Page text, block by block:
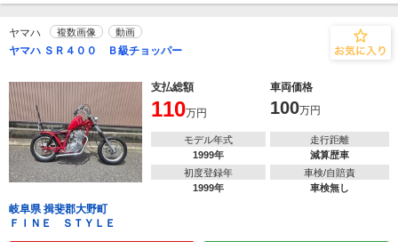
ヤマハ 複数画像 動画
ヤマハ ＳＲ４００ Ｂ級チョッパー
支払総額 車両価格
110万円 100万円
モデル年式
1999年
走行距離
減算歴車
初度登録年
1999年
車検/自賠責
車検無し
岐阜県 揖斐郡大野町
ＦＩＮＥ ＳＴＹＬＥ